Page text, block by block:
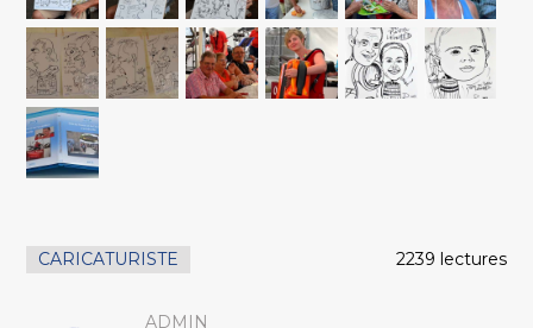
CARICATURISTE 2239 lectures
ADMIN